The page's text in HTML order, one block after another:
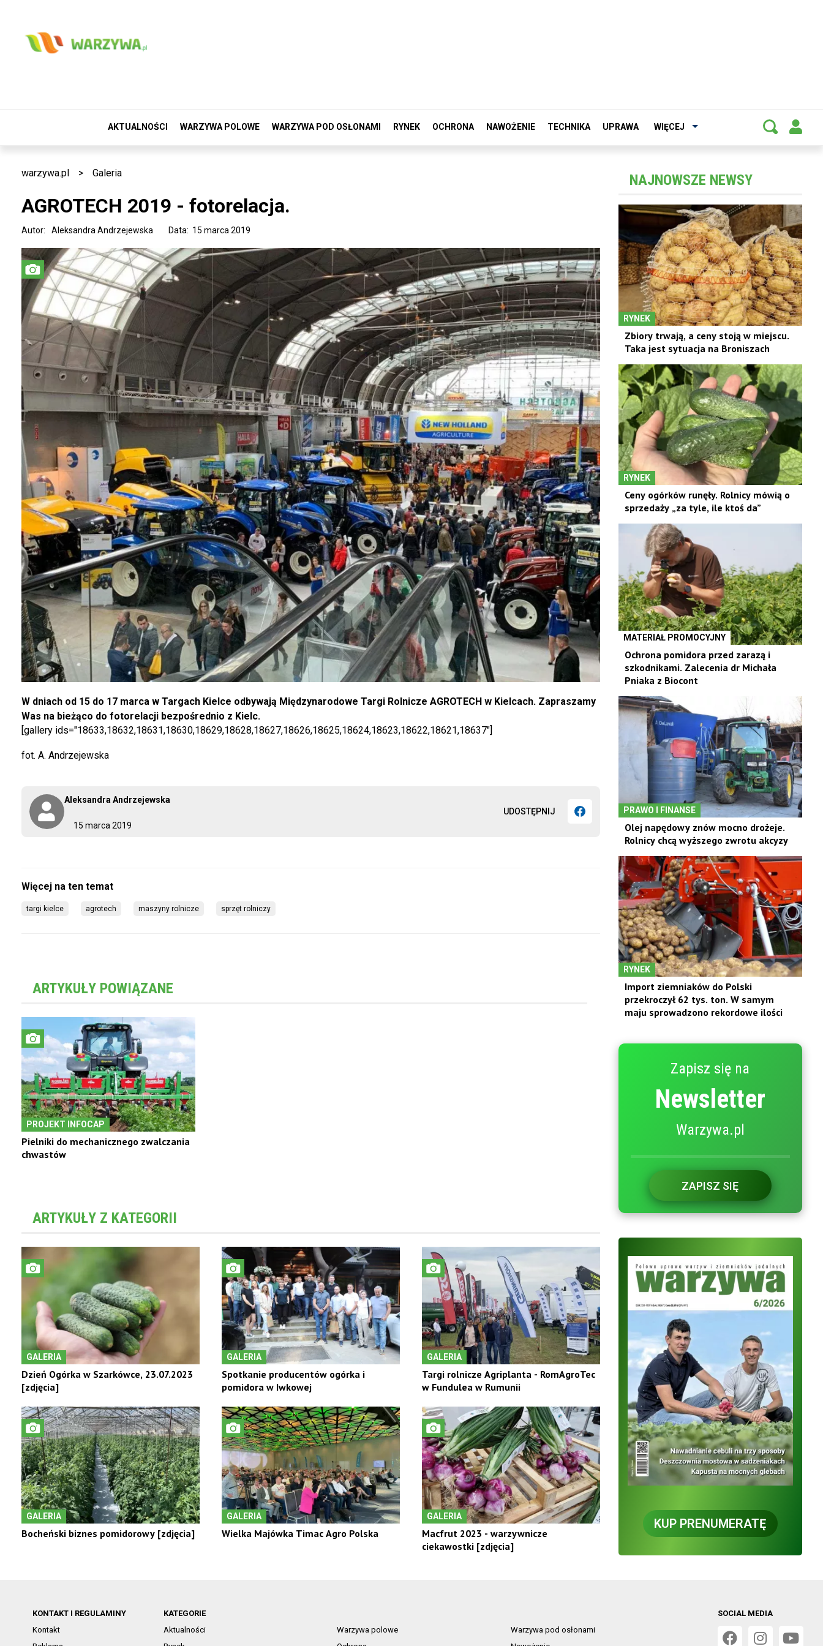
AKTUALNOŚCI WARZYWA POLOWE WARZYWA POD OSŁONAMI RYNEK OCHRONA NAWOŻENIE TECHNIKA UPRAWA WIĘCEJ
warzywa.pl > Galeria
AGROTECH 2019 - fotorelacja.
Data: 15 marca 2019
Autor: Aleksandra Andrzejewska
15 marca 2019
Aleksandra Andrzejewska
UDOSTĘPNIJ
W dniach od 15 do 17 marca w Targach Kielce odbywają Międzynarodowe Targi Rolnicze AGROTECH w Kielcach. Zapraszamy
Was na bieżąco do fotorelacji bezpośrednio z Kielc.
[gallery ids="18633,18632,18631,18630,18629,18628,18627,18626,18625,18624,18623,18622,18621,18637"]
fot. A. Andrzejewska
targi kielce agrotech maszyny rolnicze sprzęt rolniczy
ARTYKUŁY POWIĄZANE
PROJEKT INFOCAP
Pielniki do mechanicznego zwalczania
chwastów
ARTYKUŁY Z KATEGORII
GALERIA
Dzień Ogórka w Szarkówce, 23.07.2023
[zdjęcia]
GALERIA
Spotkanie producentów ogórka i
pomidora w Iwkowej
GALERIA
Targi rolnicze Agriplanta - RomAgroTec
w Fundulea w Rumunii
GALERIA
Bocheński biznes pomidorowy [zdjęcia]
GALERIA
Wielka Majówka Timac Agro Polska
GALERIA
Macfrut 2023 - warzywnicze
ciekawostki [zdjęcia]
NAJNOWSZE NEWSY
RYNEK
Zbiory trwają, a ceny stoją w miejscu.
Taka jest sytuacja na Broniszach
RYNEK
Ceny ogórków runęły. Rolnicy mówią o
sprzedaży „za tyle, ile ktoś da”
MATERIAŁ PROMOCYJNY
Ochrona pomidora przed zarazą i
szkodnikami. Zalecenia dr Michała
Pniaka z Biocont
PRAWO I FINANSE
Olej napędowy znów mocno drożeje.
Rolnicy chcą wyższego zwrotu akcyzy
RYNEK
Import ziemniaków do Polski
przekroczył 62 tys. ton. W samym
maju sprowadzono rekordowe ilości
Zapisz się na
Newsletter
Warzywa.pl
ZAPISZ SIĘ
KUP PRENUMERATĘ
KONTAKT I REGULAMINY
Kontakt
KATEGORIE
Aktualności
Warzywa polowe
Warzywa pod osłonami
SOCIAL MEDIA